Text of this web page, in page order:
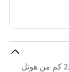
85 Sky Tower في مدينة كاوهسيونغ على بعد 2.1 كم من هوتل